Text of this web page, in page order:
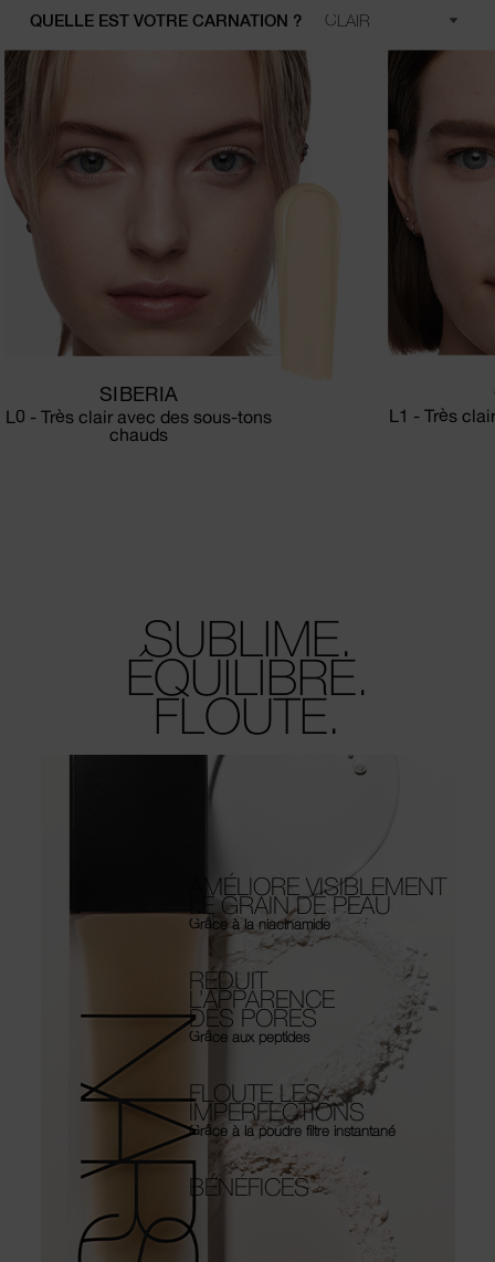
QUELLE EST VOTRE CARNATION ?
SIBERIA
L0 - Très clair avec des sous-tons
chauds
L1 - Très
SUBLIME.
ÉQUILIBRE.
FLOUTE.
AMÉLIORE VISIBLEMENT
LE GRAIN DE PEAU
Grâce à la niacinamide
RÉDUIT
L’APPARENCE
DES PORES
Grâce aux peptides
FLOUTE LES
IMPERFECTIONS
Grâce à la poudre filtre instantané
BÉNÉFICES